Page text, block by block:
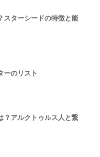
スターシードの特徴と能
ーのリスト
？アルクトゥルス人と繋